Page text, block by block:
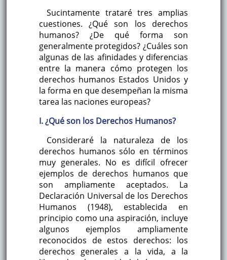
Sucintamente trataré tres amplias
cuestiones. ¿Qué son los derechos
humanos? ¿De qué forma son
generalmente protegidos? ¿Cuáles son
algunas de las afinidades y diferencias
entre la manera cómo protegen los
derechos humanos Estados Unidos y
la forma en que desempeñan la misma
tarea las naciones europeas?
I. ¿Qué son los Derechos Humanos?
Consideraré la naturaleza de los
derechos humanos sólo en términos
muy generales. No es difícil ofrecer
ejemplos de derechos humanos que
son ampliamente aceptados. La
Declaración Universal de los Derechos
Humanos (1948), establecida en
principio como una aspiración, incluye
algunos ejemplos ampliamente
reconocidos de estos derechos: los
derechos generales a la vida, a la